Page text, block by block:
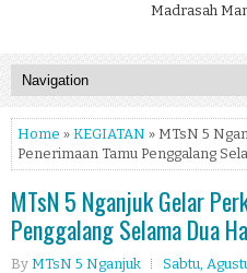
Madrasah
Home » KEGIATAN » MTsN 5
Penerimaan Tamu Penggalang
MTsN 5 Nganjuk Gelar
Penggalang Selama Dua
By MTsN 5 Nganjuk Sabtu,